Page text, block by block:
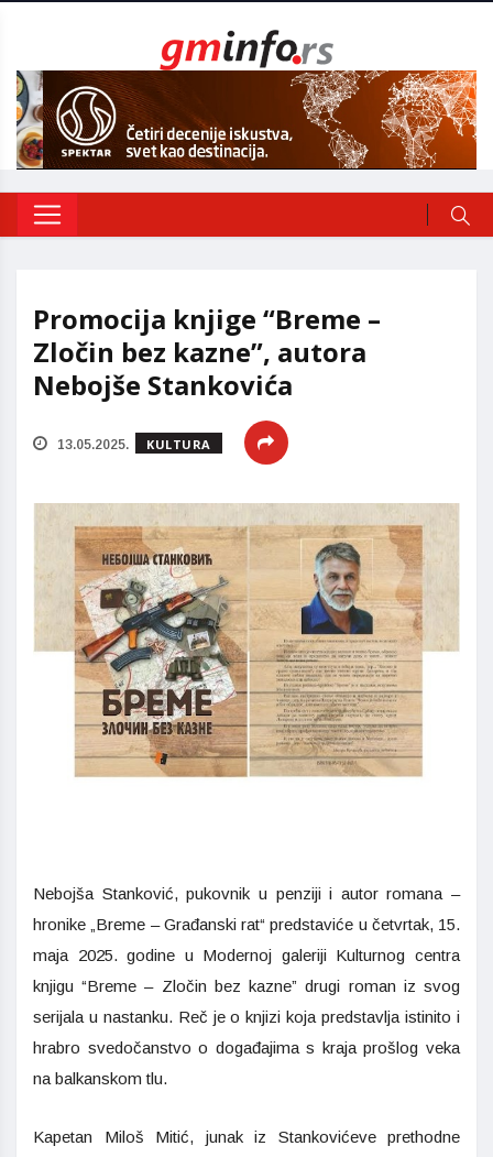
Promocija knjige “Breme –
Zločin bez kazne”, autora
Nebojše Stankovića
13.05.2025. KULTURA
Nebojša Stanković, pukovnik u penziji i autor romana –
hronike „Breme – Građanski rat“ predstaviće u četvrtak, 15.
maja 2025. godine u Modernoj galeriji Kulturnog centra
knjigu “Breme – Zločin bez kazne” drugi roman iz svog
serijala u nastanku. Reč je o knjizi koja predstavlja istinito i
hrabro svedočanstvo o događajima s kraja prošlog veka
na balkanskom tlu.
Kapetan Miloš Mitić, junak iz Stankovićeve prethodne